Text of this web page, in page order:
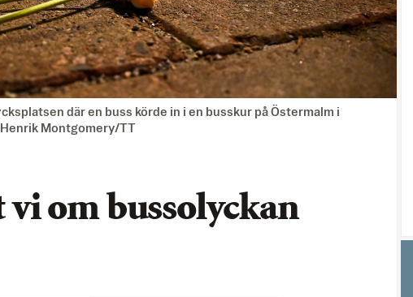
där en buss körde in i en busskur på Östermalm i
Montgomery/TT
vi om bussolyckan